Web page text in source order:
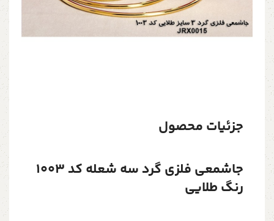
جزئیات محصول
جاشمعی فلزی گرد سه شعله کد 1003
رنگ طلایی